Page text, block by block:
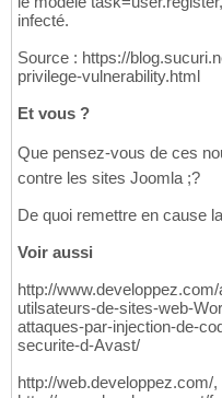
infecté.
Source : https://
privilege-vulnerability.html
Et vous ?
Que pensez-vous de ces
contre les sites Joomla ;?
De quoi remettre en cause
Voir aussi
http://
utilsateurs-de-sites-web-
attaques-par-injection-de-
securite-d-Avast/
http://web.developpez.com/,